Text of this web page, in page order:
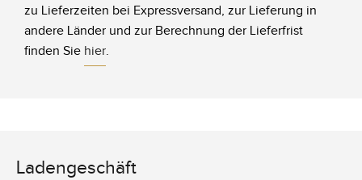
zu Lieferzeiten bei Expressversand, zur Lieferung in
andere Länder und zur Berechnung der Lieferfrist
finden Sie hier.
Ladengeschäft